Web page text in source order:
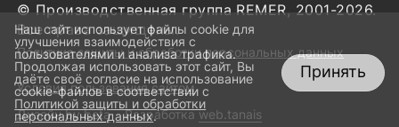
© Производственная группа REMER, 2001-2026.
Все права защищены.
Политика защиты и обработки персональных данных
Условия пользования сайтом
Дизайнby betaРазработкаweb.tanais
Наш сайт использует файлы cookie для
улучшения взаимодействия с
пользователями и анализа трафика.
Продолжая использовать этот сайт, Вы
даёте своё согласие на использование
cookie-файлов в соответствии с
Политикой защиты и обработки
персональных данных.
Принять